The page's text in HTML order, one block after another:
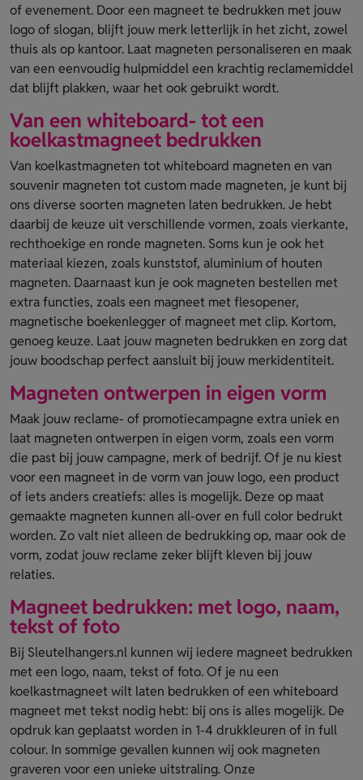
of evenement. Door een magneet te bedrukken met jouw
logo of slogan, blijft jouw merk letterlijk in het zicht, zowel
thuis als op kantoor. Laat magneten personaliseren en maak
van een eenvoudig hulpmiddel een krachtig reclamemiddel
dat blijft plakken, waar het ook gebruikt wordt.
Van een whiteboard- tot een
koelkastmagneet bedrukken
Van koelkastmagneten tot whiteboard magneten en van
souvenir magneten tot custom made magneten, je kunt bij
ons diverse soorten magneten laten bedrukken. Je hebt
daarbij de keuze uit verschillende vormen, zoals vierkante,
rechthoekige en ronde magneten. Soms kun je ook het
materiaal kiezen, zoals kunststof, aluminium of houten
magneten. Daarnaast kun je ook magneten bestellen met
extra functies, zoals een magneet met flesopener,
magnetische boekenlegger of magneet met clip. Kortom,
genoeg keuze. Laat jouw magneten bedrukken en zorg dat
jouw boodschap perfect aansluit bij jouw merkidentiteit.
Magneten ontwerpen in eigen vorm
Maak jouw reclame- of promotiecampagne extra uniek en
laat magneten ontwerpen in eigen vorm, zoals een vorm
die past bij jouw campagne, merk of bedrijf. Of je nu kiest
voor een magneet in de vorm van jouw logo, een product
of iets anders creatiefs: alles is mogelijk. Deze op maat
gemaakte magneten kunnen all-over en full color bedrukt
worden. Zo valt niet alleen de bedrukking op, maar ook de
vorm, zodat jouw reclame zeker blijft kleven bij jouw
relaties.
Magneet bedrukken: met logo, naam,
tekst of foto
Bij Sleutelhangers.nl kunnen wij iedere magneet bedrukken
met een logo, naam, tekst of foto. Of je nu een
koelkastmagneet wilt laten bedrukken of een whiteboard
magneet met tekst nodig hebt: bij ons is alles mogelijk. De
opdruk kan geplaatst worden in 1-4 drukkleuren of in full
colour. In sommige gevallen kunnen wij ook magneten
graveren voor een unieke uitstraling. Onze